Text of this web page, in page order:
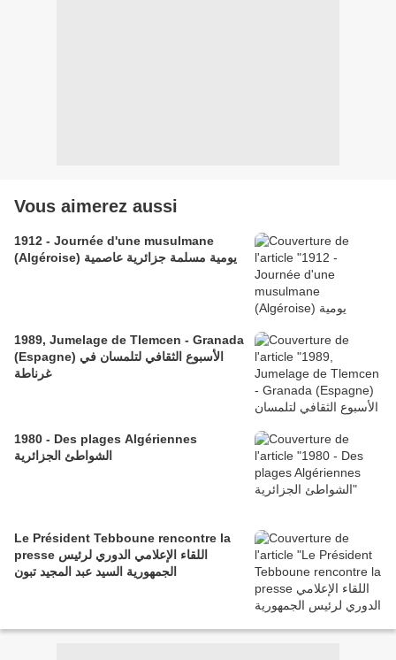
Vous aimerez aussi
1912 - Journée d'une musulmane
(Algéroise) يومية مسلمة جزائرية عاصمية
1989, Jumelage de Tlemcen - Granada
(Espagne) الأسبوع الثقافي لتلمسان في
غرناطة
1980 - Des plages Algériennes
الشواطئ الجزائرية
Le Président Tebboune rencontre la
presse اللقاء الإعلامي الدوري لرئيس
الجمهورية السيد عبد المجيد تبون